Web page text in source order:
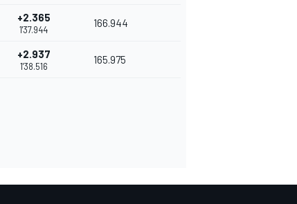
+2.365
1'37.944
166.944
+2.937
1'38.516
165.975